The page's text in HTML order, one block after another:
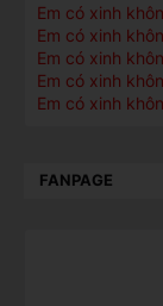
Em có xinh
Em có xinh
Em có xinh
Em có xinh
Em có xinh
FANPAGE